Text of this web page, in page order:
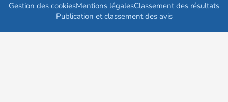
Gestion des cookiesMentions légalesClassement des résultats
Publication et classement des avis